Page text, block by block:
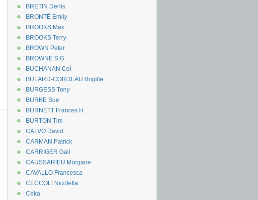
BRETIN Denis
BRONTË Emily
BROOKS Max
BROOKS Terry
BROWN Peter
BROWNE S.G.
BUCHANAN Col
BULARD-CORDEAU Brigitte
BURGESS Tony
BURKE Sue
BURNETT Frances H.
BURTON Tim
CALVO David
CARMAN Patrick
CARRIGER Gail
CAUSSARIEU Morgane
CAVALLO Francesca
CECCOLI Nicoletta
Céka